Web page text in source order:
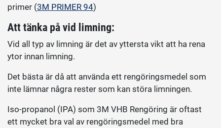
primer (3M PRIMER 94)
Att tänka på vid limning:
Vid all typ av limning är det av yttersta vikt att ha rena
ytor innan limning.
Det bästa är då att använda ett rengöringsmedel som
inte lämnar några rester som kan störa limningen.
Iso-propanol (IPA) som 3M VHB Rengöring är oftast
ett mycket bra val av rengöringsmedel med bra